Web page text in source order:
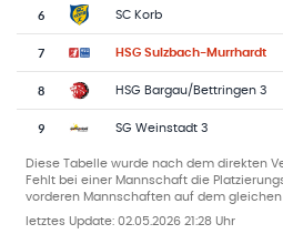
6 SC Korb
7 HSG Sulzbach-Murrhardt
8 HSG Bargau/Bettringen 3
9 SG Weinstadt 3
Diese Tabelle wurde nach dem direkten
Fehlt bei einer Mannschaft die
vorderen Mannschaften auf dem gleichen
letztes Update: 02.05.2026 21:28 Uhr